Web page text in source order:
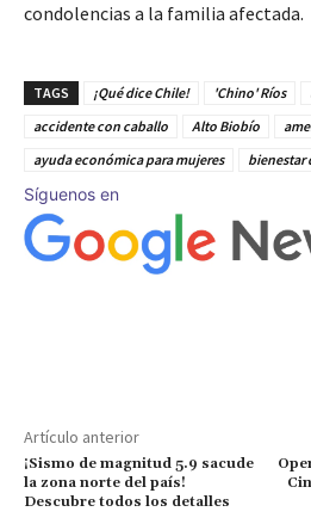
condolencias a la familia afectada.
TAGS ¡Qué dice Chile! 'Chino' Ríos
accidente con caballo
Alto Biobío
ayuda económica para mujeres
bienestar
Síguenos en
Artículo anterior
¡Sismo de magnitud 5.9 sacude
la zona norte del país!
Descubre todos los detalles